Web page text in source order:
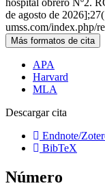
hospital obrero Nº2.
de agosto de
umss.com/index.php/
Más formatos de cita
APA
Harvard
MLA
Descargar cita
Endnote/
BibTeX
Número